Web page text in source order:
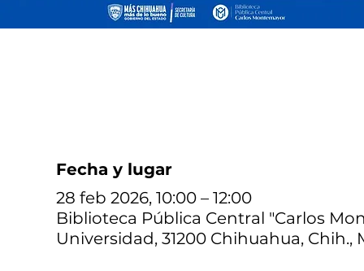
Fecha y lugar
28 feb 2026, 10:00 – 12:00
Biblioteca Pública Central "Carlos
Universidad, 31200 Chihuahua, Chih.,